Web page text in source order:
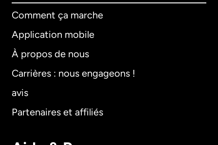
Comment ça marche
Application mobile
À propos de nous
Carrières : nous engageons !
avis
Partenaires et affiliés